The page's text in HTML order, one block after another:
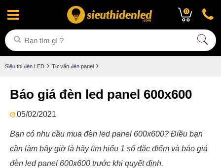
0
Siêu thị đèn LED Tư vấn đèn panel
Báo giá đèn led panel 600x600
05/02/2021
Bạn có nhu cầu mua đèn led panel 600x600? Điều bạn
cần làm bây giờ là hãy tìm hiểu 1 số đặc điểm và báo giá
đèn led panel 600x600 trước khi quyết định.